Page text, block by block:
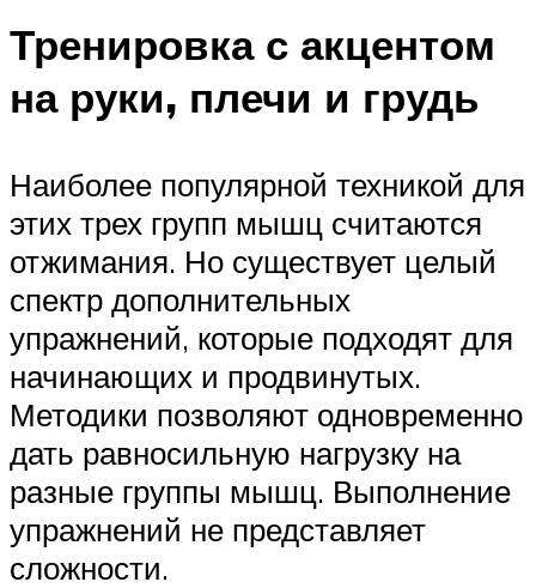
Тренировка с акцентом
на руки, плечи и грудь
Наиболее популярной техникой для
этих трех групп мышц считаются
отжимания. Но существует целый
спектр дополнительных
упражнений, которые подходят для
начинающих и продвинутых.
Методики позволяют одновременно
дать равносильную нагрузку на
разные группы мышц. Выполнение
упражнений не представляет
сложности.